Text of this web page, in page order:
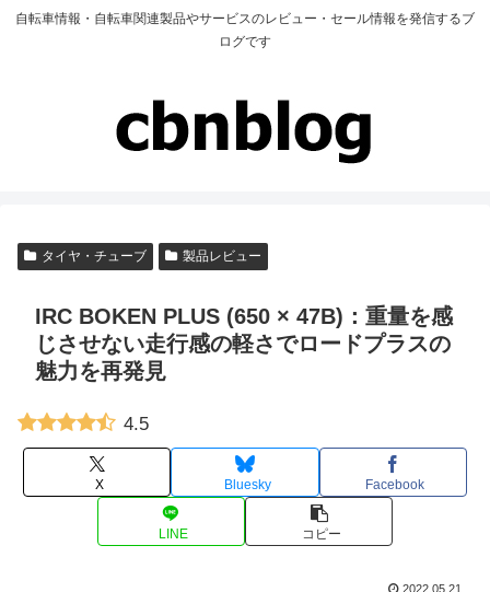
自転車情報・自転車関連製品やサービスのレビュー・セール情報を発信するブ
ログです
タイヤ・チューブ 製品レビュー
IRC BOKEN PLUS (650 × 47B)：重量を感
じさせない走行感の軽さでロードプラスの
魅力を再発見
4.5
X Bluesky Facebook
LINE コピー
2022.05.21